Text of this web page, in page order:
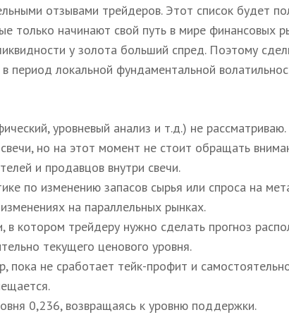
отзывами трейдеров. Этот список будет
только начинают свой путь в мире финансовых
у золота больший спред. Поэтому
период локальной фундаментальной
уровневый анализ и т.д.) не рассматриваю.
но на этот момент не стоит обращать
и продавцов внутри свечи.
по изменению запасов сырья или спроса на
на параллельных рынках.
в котором трейдеру нужно сделать прогноз
текущего ценового уровня.
пока не сработает тейк-профит и
0,236, возвращаясь к уровню поддержки.